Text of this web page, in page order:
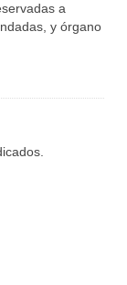
a
y órgano